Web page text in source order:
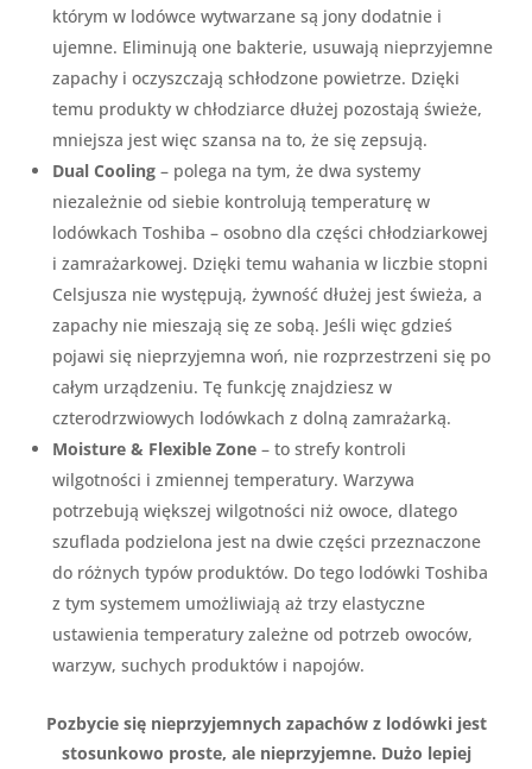
którym w lodówce wytwarzane są jony dodatnie i
ujemne. Eliminują one bakterie, usuwają nieprzyjemne
zapachy i oczyszczają schłodzone powietrze. Dzięki
temu produkty w chłodziarce dłużej pozostają świeże,
mniejsza jest więc szansa na to, że się zepsują.
Dual Cooling – polega na tym, że dwa systemy
niezależnie od siebie kontrolują temperaturę w
lodówkach Toshiba – osobno dla części chłodziarkowej
i zamrażarkowej. Dzięki temu wahania w liczbie stopni
Celsjusza nie występują, żywność dłużej jest świeża, a
zapachy nie mieszają się ze sobą. Jeśli więc gdzieś
pojawi się nieprzyjemna woń, nie rozprzestrzeni się po
całym urządzeniu. Tę funkcję znajdziesz w
czterodrzwiowych lodówkach z dolną zamrażarką.
Moisture & Flexible Zone – to strefy kontroli
wilgotności i zmiennej temperatury. Warzywa
potrzebują większej wilgotności niż owoce, dlatego
szuflada podzielona jest na dwie części przeznaczone
do różnych typów produktów. Do tego lodówki Toshiba
z tym systemem umożliwiają aż trzy elastyczne
ustawienia temperatury zależne od potrzeb owoców,
warzyw, suchych produktów i napojów.
Pozbycie się nieprzyjemnych zapachów z lodówki jest
stosunkowo proste, ale nieprzyjemne. Dużo lepiej